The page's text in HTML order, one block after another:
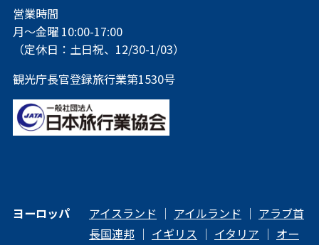
営業時間
月～金曜 10:00-17:00
（定休日：土日祝、12/30-1/03）
観光庁長官登録旅行業第1530号
ヨーロッパ アイスランド ｜ アイルランド ｜ アラブ首
長国連邦｜ イギリス ｜ イタリア ｜ オー